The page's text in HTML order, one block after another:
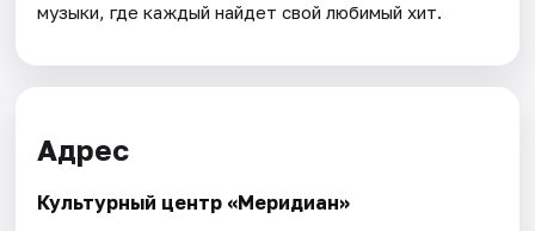
музыки, где каждый найдет свой любимый хит.
Адрес
Культурный центр «Меридиан»